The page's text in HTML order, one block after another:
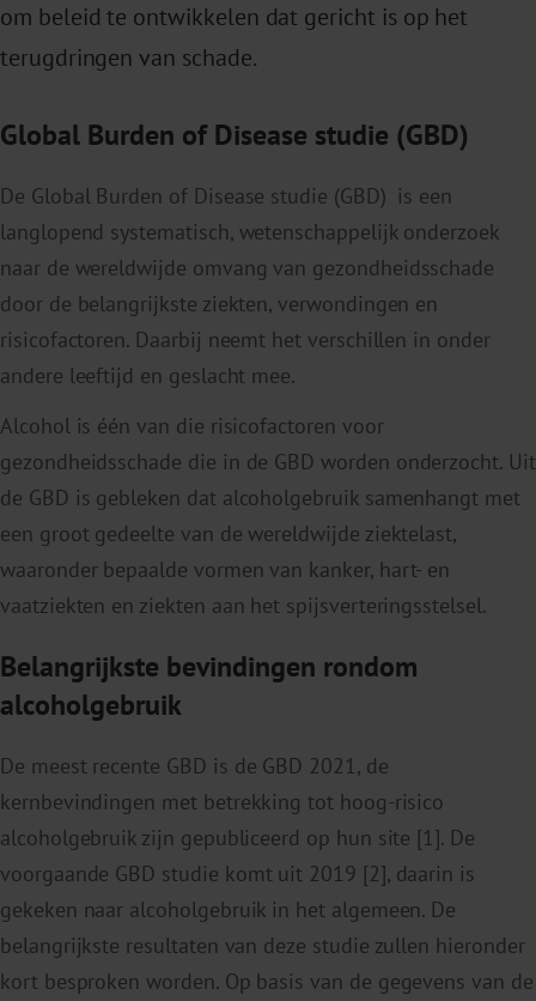
om beleid te ontwikkelen dat gericht is op het
terugdringen van schade.
Global Burden of Disease studie (GBD)
De Global Burden of Disease studie (GBD) is een
langlopend systematisch, wetenschappelijk onderzoek
naar de wereldwijde omvang van gezondheidsschade
door de belangrijkste ziekten, verwondingen en
risicofactoren. Daarbij neemt het verschillen in onder
andere leeftijd en geslacht mee.
Alcohol is één van die risicofactoren voor
gezondheidsschade die in de GBD worden onderzocht. Uit
de GBD is gebleken dat alcoholgebruik samenhangt met
een groot gedeelte van de wereldwijde ziektelast,
waaronder bepaalde vormen van kanker, hart- en
vaatziekten en ziekten aan het spijsverteringsstelsel.
Belangrijkste bevindingen rondom
alcoholgebruik
De meest recente GBD is de GBD 2021, de
kernbevindingen met betrekking tot hoog-risico
alcoholgebruik zijn gepubliceerd op hun site [1]. De
voorgaande GBD studie komt uit 2019 [2], daarin is
gekeken naar alcoholgebruik in het algemeen. De
belangrijkste resultaten van deze studie zullen hieronder
kort besproken worden. Op basis van de gegevens van de